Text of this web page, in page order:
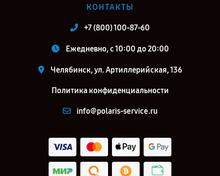
КОНТАКТЫ
+7 (800) 100-87-60
Ежедневно, с 10:00 до 20:00
Челябинск, ул. Артиллерийская, 136
Политика конфиденциальности
info@polaris-service.ru